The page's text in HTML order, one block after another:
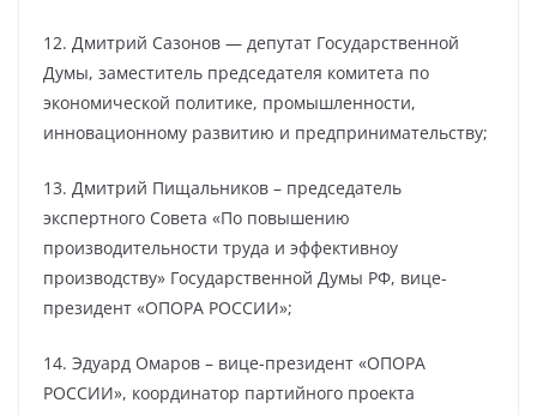
12. Дмитрий Сазонов — депутат Государственной
Думы, заместитель председателя комитета по
экономической политике, промышленности,
инновационному развитию и предпринимательству;
13. Дмитрий Пищальников – председатель
экспертного Совета «По повышению
производительности труда и эффективноу
производству» Государственной Думы РФ, вице-
президент «ОПОРА РОССИИ»;
14. Эдуард Омаров – вице-президент «ОПОРА
РОССИИ», координатор партийного проекта